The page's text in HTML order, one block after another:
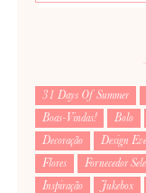
31 Days Of Summer
Boas-Vindas!
Bolo
Decoração
Design
Flores
Fornecedor
Inspiração
Jukebox